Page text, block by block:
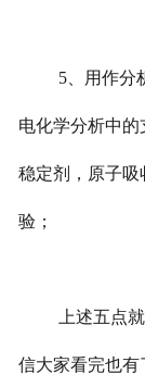
5、用作分
电化学分析中
稳定剂，原子吸
验；
上述五点
信大家看完也有